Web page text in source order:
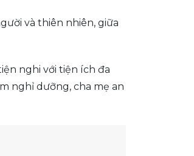
và thiên nhiên, giữa
nghi với tiện ích đa
nghỉ dưỡng, cha mẹ an